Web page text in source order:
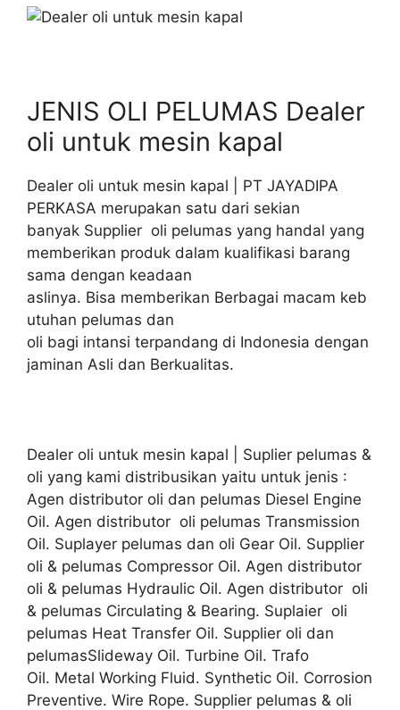
JENIS OLI PELUMAS Dealer
oli untuk mesin kapal
Dealer oli untuk mesin kapal | PT JAYADIPA
PERKASA merupakan satu dari sekian
banyak Supplier oli pelumas yang handal yang
memberikan produk dalam kualifikasi barang
sama dengan keadaan
aslinya. Bisa memberikan Berbagai macam keb
utuhan pelumas dan
oli bagi intansi terpandang di Indonesia dengan
jaminan Asli dan Berkualitas.
Dealer oli untuk mesin kapal | Suplier pelumas &
oli yang kami distribusikan yaitu untuk jenis :
Agen distributor oli dan pelumas Diesel Engine
Oil. Agen distributor oli pelumas Transmission
Oil. Suplayer pelumas dan oli Gear Oil. Supplier
oli & pelumas Compressor Oil. Agen distributor
oli & pelumas Hydraulic Oil. Agen distributor oli
& pelumas Circulating & Bearing. Suplaier oli
pelumas Heat Transfer Oil. Supplier oli dan
pelumasSlideway Oil. Turbine Oil. Trafo
Oil. Metal Working Fluid. Synthetic Oil. Corrosion
Preventive. Wire Rope. Supplier pelumas & oli